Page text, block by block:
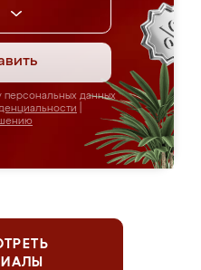
персональных данных